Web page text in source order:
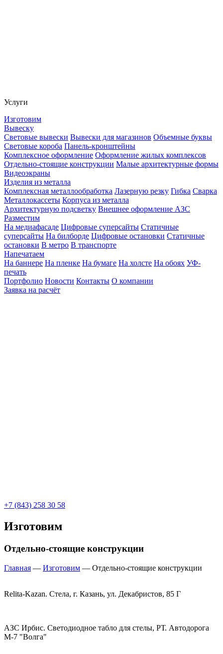
Услуги
Изготовим
Вывеску
Световые вывески Вывески для магазинов Объемные буквы
Световые короба Панель-кронштейны
Комплексное оформление Оформление жилых комплексов
Отдельно-стоящие конструкции Малые архитектурные формы
Видеоэкраны
Изделия из металла
Комплексная металлообработка Лазерную резку Гибка Сварка
Металлокассеты Корпуса из металла
Архитектурную подсветку Внешнее оформление АЗС
Разместим
На медиафасаде Цифровые суперсайты Статичные
суперсайты На билборде Цифровые остановки Статичные
остановки В метро В транспорте
Напечатаем
На баннере На пленке На бумаге На холсте На обоях УФ-
печать
Портфолио Новости Контакты О компании
Заявка на расчёт
+7 (843) 258 30 58
Изготовим
Отдельно-стоящие конструкции
Главная — Изготовим — Отдельно-стоящие конструкции
Relita-Kazan. Стела, г. Казань, ул. Декабристов, 85 Г
АЗС Ирбис. Светодиодное табло для стелы, РТ. Автодорога
М-7 "Волга"